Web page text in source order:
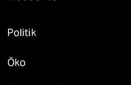
Politik
Öko